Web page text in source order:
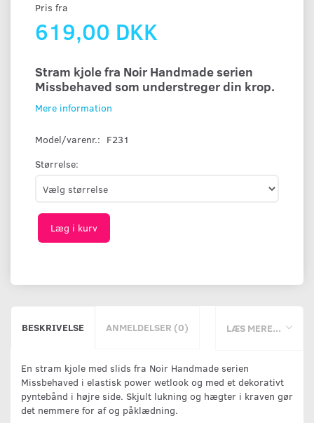
Pris fra
619,00 DKK
Stram kjole fra Noir Handmade serien
Missbehaved som understreger din krop.
Mere information
Model/varenr.: F231
Størrelse:
Læg i kurv
LÆS MERE...
BESKRIVELSE ANMELDELSER (0)
En stram kjole med slids fra Noir Handmade serien
Missbehaved i elastisk power wetlook og med et dekorativt
pyntebånd i højre side. Skjult lukning og hægter i kraven gør
det nemmere for af og påklædning.